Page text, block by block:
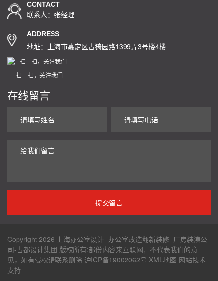
CONTACT
联系人：张经理
ADDRESS
地址：上海市嘉定区古猗园路1399弄3号楼4楼
扫一扫，关注我们
在线留言
Copyright 2026 上海办公室设计_办公室改造翻新装修_厂房装潢公
司-古都设计集团 版权所有:部份内容来互联网，不代表我们的意
见，如有侵权请联系删除 沪ICP备19002062号 XML地图 网站技术
支持